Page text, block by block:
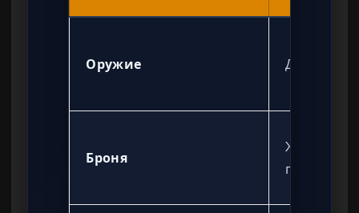
Оружие
Броня
Жилеты